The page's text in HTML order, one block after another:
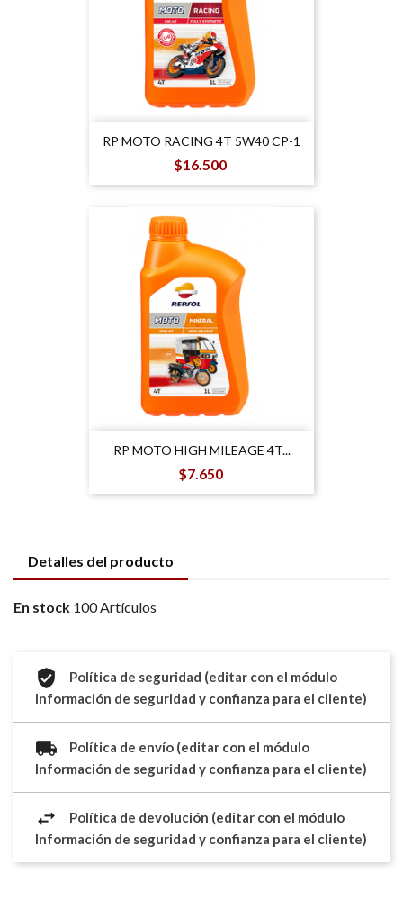
RP MOTO RACING 4T 5W40 CP-1
Precio
$16.500
RP MOTO HIGH MILEAGE 4T...
Precio
$7.650
Detalles del producto
En stock 100 Artículos
Política de seguridad (editar con el módulo
Información de seguridad y confianza para el cliente)
Política de envío (editar con el módulo
Información de seguridad y confianza para el cliente)
Política de devolución (editar con el módulo
Información de seguridad y confianza para el cliente)